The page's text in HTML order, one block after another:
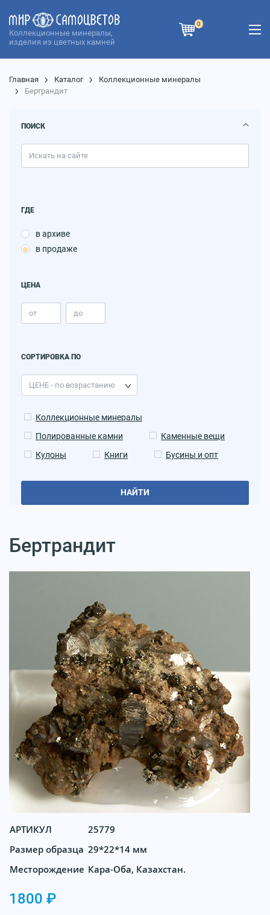
Коллекционные минералы,
изделия из цветных камней
0
Главная Каталог
Коллекционные минералы
Бертрандит
ПОИСК
ГДЕ
в архиве
в продаже
ЦЕНА
СОРТИРОВКА ПО
Коллекционные минералы
Полированные камни
Каменные вещи
Кулоны
Книги Бусины и опт
НАЙТИ
Бертрандит
АРТИКУЛ
25779
Размер образца 29*22*14 мм
Месторождение Кара-Оба, Казахстан.
1800 ₽